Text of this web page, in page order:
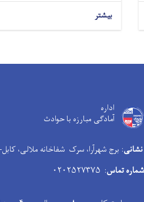
بیشتر
اداره
آمادگی مبارزه با حوادث
نشانی: برج شهرآرا، سرک شفاخانه ملالی،
شماره تماس: ۰۲۰۲۵۲۷۳۷۵